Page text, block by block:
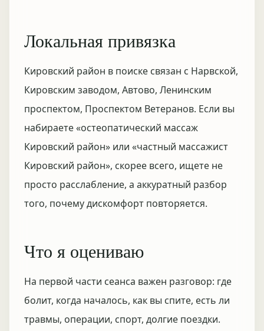
Локальная привязка
Кировский район в поиске связан с Нарвской,
Кировским заводом, Автово, Ленинским
проспектом, Проспектом Ветеранов. Если вы
набираете «остеопатический массаж
Кировский район» или «частный массажист
Кировский район», скорее всего, ищете не
просто расслабление, а аккуратный разбор
того, почему дискомфорт повторяется.
Что я оцениваю
На первой части сеанса важен разговор: где
болит, когда началось, как вы спите, есть ли
травмы, операции, спорт, долгие поездки.